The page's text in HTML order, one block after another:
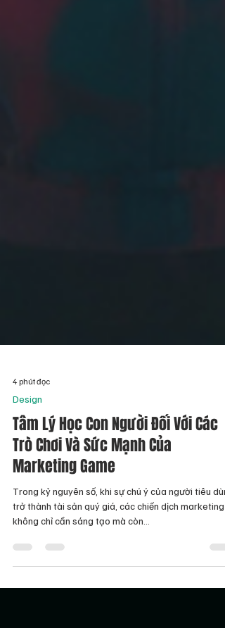
Design
Tâm Lý Học Con Người Đối Với Các
Trò Chơi Và Sức Mạnh Của
Marketing Game
Trong kỷ nguyên số, khi sự chú ý của người tiêu
không chỉ cần sáng tạo mà còn...